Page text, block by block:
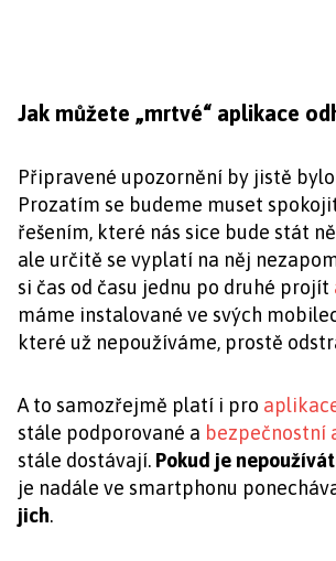
Jak můžete „mrtvé“ aplikace
Připravené upozornění by jistě
Prozatím se budeme muset
řešením, které nás sice bude stát
ale určitě se vyplatí na něj
si čas od času jednu po druhé projít
máme instalované ve svých
které už nepoužíváme, prostě
A to samozřejmě platí i pro
stále podporované a bezpečnostní
stále dostávají. Pokud je
je nadále ve smartphonu
jich.